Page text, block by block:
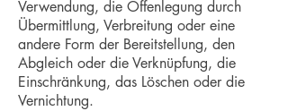
Verwendung, die Offenlegung durch
Übermittlung, Verbreitung oder eine
andere Form der Bereitstellung, den
Abgleich oder die Verknüpfung, die
Einschränkung, das Löschen oder die
Vernichtung.